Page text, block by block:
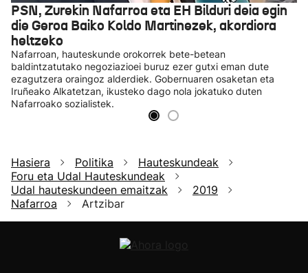
PSN, Zurekin Nafarroa eta EH Bilduri deia egin
die Geroa Baiko Koldo Martinezek, akordiora
heltzeko
Nafarroan, hauteskunde orokorrek bete-betean
baldintzatutako negoziazioei buruz ezer gutxi eman dute
ezagutzera oraingoz alderdiek. Gobernuaren osaketan eta
Iruñeako Alkatetzan, ikusteko dago nola jokatuko duten
Nafarroako sozialistek.
Hasiera Politika
Hauteskundeak
Foru eta Udal Hauteskundeak
Udal hauteskundeen emaitzak
2019
Nafarroa
Artzibar